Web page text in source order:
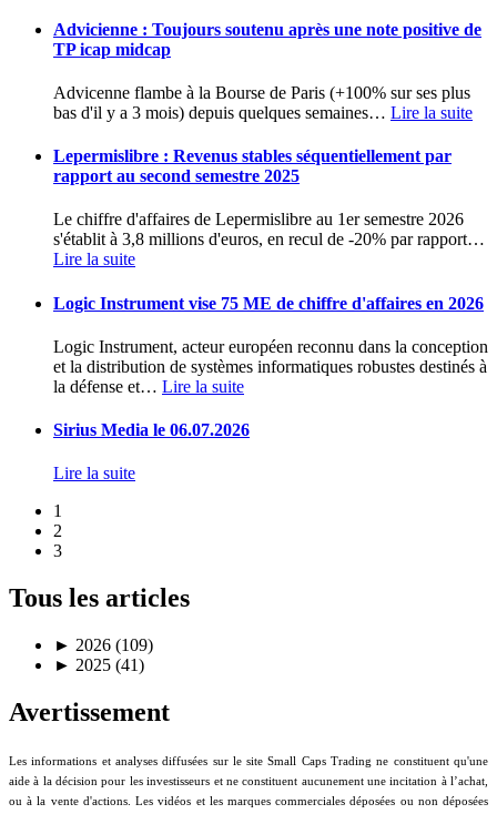
Advicienne : Toujours soutenu après une note positive de
TP icap midcap
Advicenne flambe à la Bourse de Paris (+100% sur ses plus
bas d'il y a 3 mois) depuis quelques semaines… Lire la suite
Lepermislibre : Revenus stables séquentiellement par
rapport au second semestre 2025
Le chiffre d'affaires de Lepermislibre au 1er semestre 2026
s'établit à 3,8 millions d'euros, en recul de -20% par rapport…
Lire la suite
Logic Instrument vise 75 ME de chiffre d'affaires en 2026
Logic Instrument, acteur européen reconnu dans la conception
et la distribution de systèmes informatiques robustes destinés à
la défense et… Lire la suite
Sirius Media le 06.07.2026
Lire la suite
1
2
3
Tous les articles
► 2026 (109)
► 2025 (41)
Avertissement
Les informations et analyses diffusées sur le site Small Caps Trading ne constituent qu'une
aide à la décision pour les investisseurs et ne constituent aucunement une incitation à l’achat,
ou à la vente d'actions. Les vidéos et les marques commerciales déposées ou non déposées